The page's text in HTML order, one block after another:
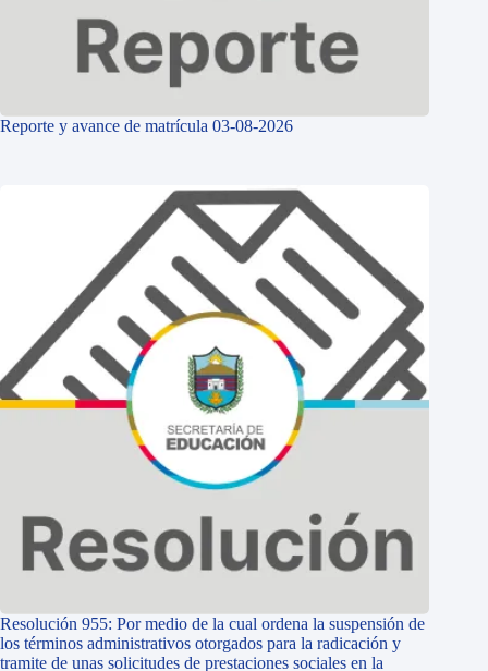
Reporte y avance de matrícula 03-08-2026
Resolución 955: Por medio de la cual ordena la suspensión de
los términos administrativos otorgados para la radicación y
tramite de unas solicitudes de prestaciones sociales en la